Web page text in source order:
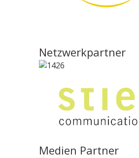
Netzwerkpartner
Medien Partner